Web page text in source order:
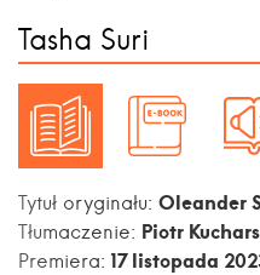
Tasha Suri
Tytuł oryginału: Oleander
Tłumaczenie: Piotr
Premiera: 17 listopada